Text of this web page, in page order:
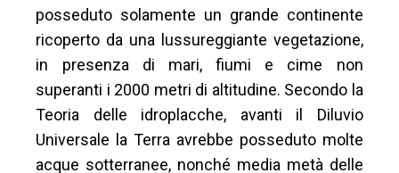
posseduto solamente un grande continente
ricoperto da una lussureggiante vegetazione,
in presenza di mari, fiumi e cime non
superanti i 2000 metri di altitudine. Secondo la
Teoria delle idroplacche, avanti il Diluvio
Universale la Terra avrebbe posseduto molte
acque sotterranee, nonché media metà delle